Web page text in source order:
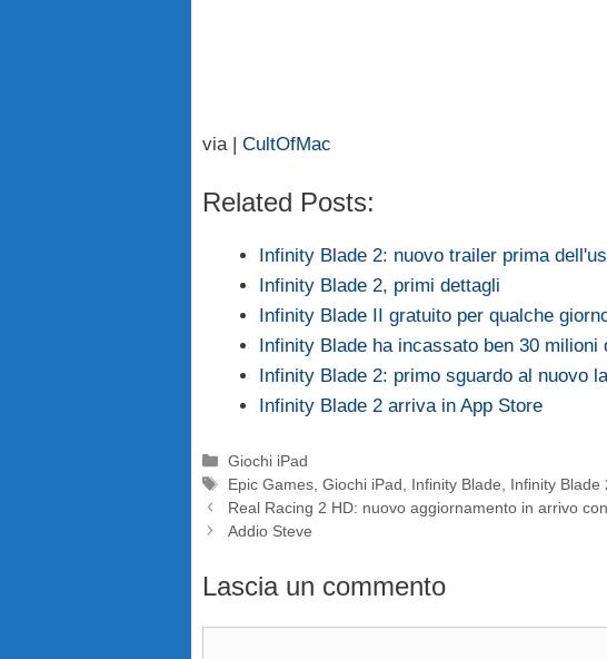
via | CultOfMac
Related Posts:
Infinity Blade 2: nuovo trailer prima
Infinity Blade 2, primi dettagli
Infinity Blade II gratuito per qualche
Infinity Blade ha incassato ben 30 milioni
Infinity Blade 2: primo sguardo al nuovo
Infinity Blade 2 arriva in App Store
Categorie
Giochi iPad
Tag
Epic Games ,Giochi iPad Infinity Blade
Infinity Blade
Real Racing 2 HD: nuovo aggiornamento in arrivo
Addio Steve
Lascia un commento